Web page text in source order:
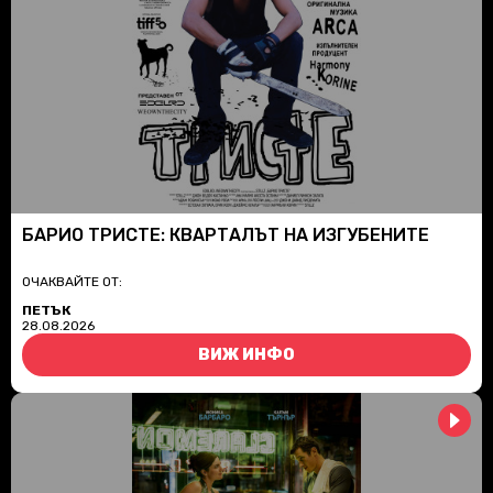
БАРИО ТРИСТЕ: КВАРТАЛЪТ НА ИЗГУБЕНИТЕ
ОЧАКВАЙТЕ ОТ:
ПЕТЪК
28.08.2026
ВИЖ ИНФО